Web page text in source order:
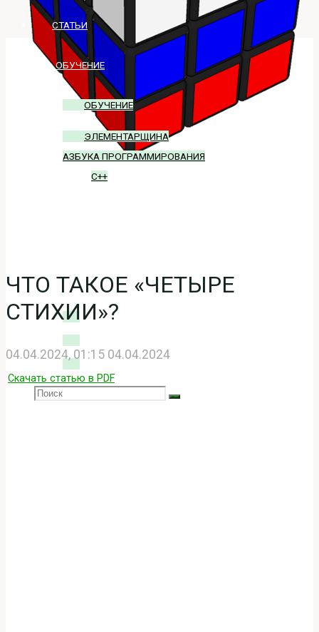
СТАТЬИ
ОБУЧЕНИЕ
ОБУЧЕНИЕ
ЭЛЕМЕНТАРЩИНА
АЗБУКА ПРОГРАММИРОВАНИЯ
C++
SEARCH
Search
Search
ЧТО ТАКОЕ «ЧЕТЫРЕ
СТИХИИ»?
04.04.2024, 01:15 04.04.2024
Скачать статью в PDF